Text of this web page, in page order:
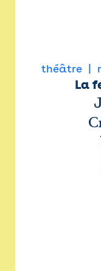
théâtre
La